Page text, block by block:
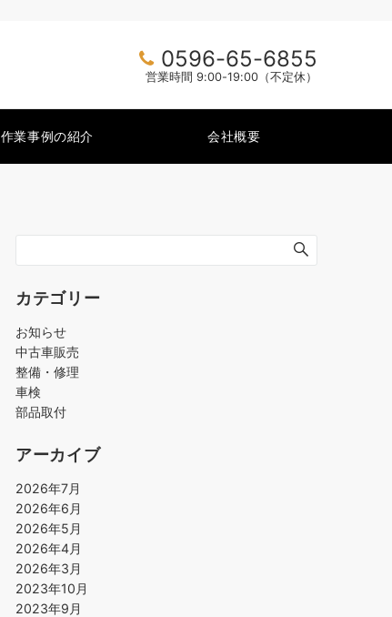
0596-65-6855
営業時間 9:00-19:00（不定休）
作業事例の紹介 会社概要
カテゴリー
お知らせ
中古車販売
整備・修理
車検
部品取付
アーカイブ
2026年7月
2026年6月
2026年5月
2026年4月
2026年3月
2023年10月
2023年9月